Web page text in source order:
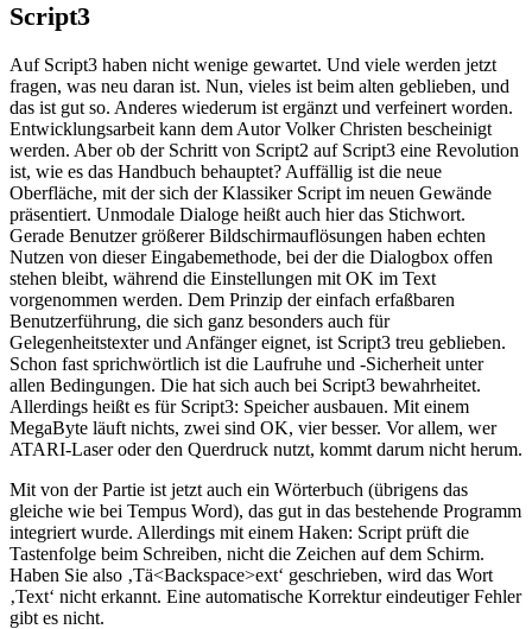
Script3
Auf Script3 haben nicht wenige gewartet. Und viele werden jetzt
fragen, was neu daran ist. Nun, vieles ist beim alten geblieben, und
das ist gut so. Anderes wiederum ist ergänzt und verfeinert worden.
Entwicklungsarbeit kann dem Autor Volker Christen bescheinigt
werden. Aber ob der Schritt von Script2 auf Script3 eine Revolution
ist, wie es das Handbuch behauptet? Auffällig ist die neue
Oberfläche, mit der sich der Klassiker Script im neuen Gewände
präsentiert. Unmodale Dialoge heißt auch hier das Stichwort.
Gerade Benutzer größerer Bildschirmauflösungen haben echten
Nutzen von dieser Eingabemethode, bei der die Dialogbox offen
stehen bleibt, während die Einstellungen mit OK im Text
vorgenommen werden. Dem Prinzip der einfach erfaßbaren
Benutzerführung, die sich ganz besonders auch für
Gelegenheitstexter und Anfänger eignet, ist Script3 treu geblieben.
Schon fast sprichwörtlich ist die Laufruhe und -Sicherheit unter
allen Bedingungen. Die hat sich auch bei Script3 bewahrheitet.
Allerdings heißt es für Script3: Speicher ausbauen. Mit einem
MegaByte läuft nichts, zwei sind OK, vier besser. Vor allem, wer
ATARI-Laser oder den Querdruck nutzt, kommt darum nicht herum.
Mit von der Partie ist jetzt auch ein Wörterbuch (übrigens das
gleiche wie bei Tempus Word), das gut in das bestehende Programm
integriert wurde. Allerdings mit einem Haken: Script prüft die
Tastenfolge beim Schreiben, nicht die Zeichen auf dem Schirm.
Haben Sie also ‚Tä<Backspace>ext‘ geschrieben, wird das Wort
‚Text‘ nicht erkannt. Eine automatische Korrektur eindeutiger Fehler
gibt es nicht.